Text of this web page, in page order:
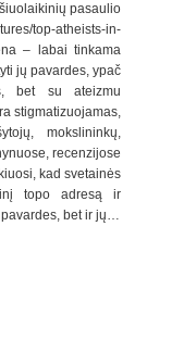
pasaulio
top-atheists-in-
– labai tinkama
jų pavardes, ypač
bet su ateizmu
stigmatizuojamas,
mokslininkų,
recenzijose
kad svetainės
topo adresą ir
bet ir jų…